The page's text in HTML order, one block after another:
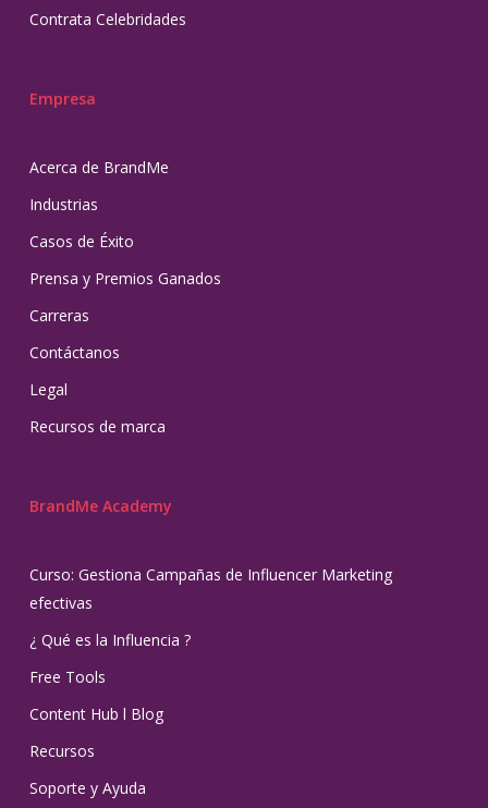
Contrata Celebridades
Empresa
Acerca de BrandMe
Industrias
Casos de Éxito
Prensa y Premios Ganados
Carreras
Contáctanos
Legal
Recursos de marca
BrandMe Academy
Curso: Gestiona Campañas de Influencer Marketing
efectivas
¿ Qué es la Influencia ?
Free Tools
Content Hub l Blog
Recursos
Soporte y Ayuda